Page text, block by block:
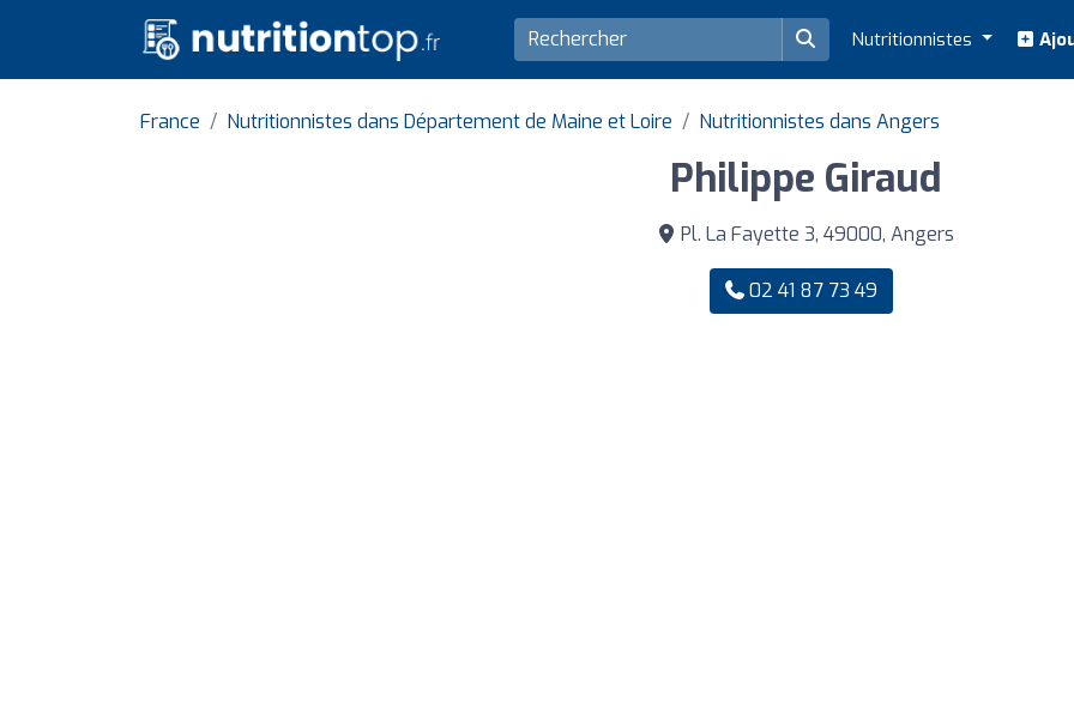
Nutritionnistes
France Nutritionnistes dans Département de Maine et Loire Nutritionnistes dans Angers
Philippe Giraud
Pl. La Fayette 3, 49000, Angers
02 41 87 73 49